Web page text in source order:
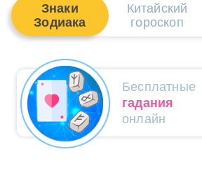
Знаки
Зодиака
Китайский
гороскоп
Бесплатные
гадания
онлайн